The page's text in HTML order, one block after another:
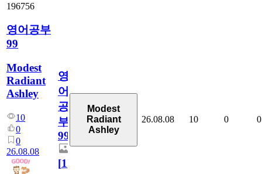
196756
영어공부
99
Modest
Radiant
Ashley
10
0
0
26.08.08
영
어
공
부
99
[1]
Modest
Radiant
Ashley
26.08.08 10 0 0